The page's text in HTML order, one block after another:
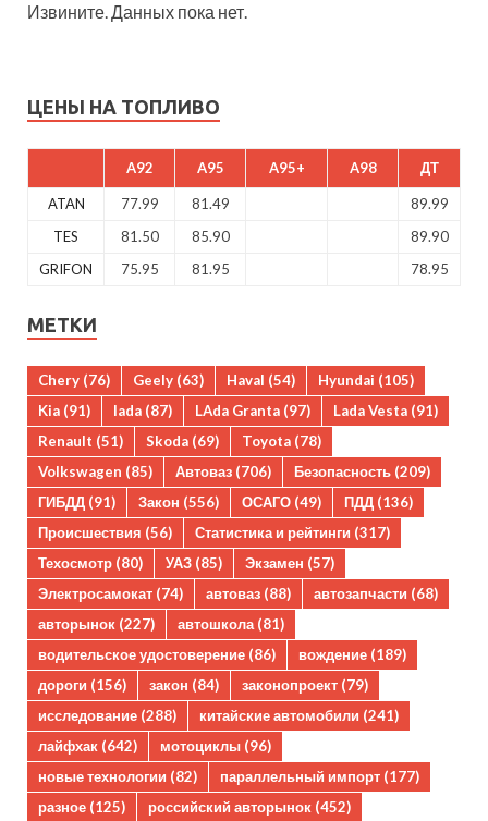
Извините. Данных пока нет.
ЦЕНЫ НА ТОПЛИВО
A92 A95 A95+ A98 ДТ
ATAN 77.99 81.49
89.99
TES
81.50 85.90
89.90
GRIFON
75.95 81.95 78.95
МЕТКИ
Chery (76) Geely (63) Haval (54) Hyundai (105)
Kia (91) lada (87) LAda Granta (97) Lada Vesta (91)
Renault (51) Skoda (69) Toyota (78)
Volkswagen (85) Автоваз (706) Безопасность (209)
ГИБДД (91) Закон (556) ОСАГО (49) ПДД (136)
Происшествия (56) Статистика и рейтинги (317)
Техосмотр (80) УАЗ (85) Экзамен (57)
Электросамокат (74) автоваз (88) автозапчасти (68)
авторынок (227) автошкола(81)
водительское удостоверение (86) вождение (189)
дороги (156) закон (84) законопроект (79)
исследование (288) китайские автомобили (241)
лайфхак (642) мотоциклы (96)
новые технологии (82) параллельный импорт (177)
разное (125) российский авторынок (452)